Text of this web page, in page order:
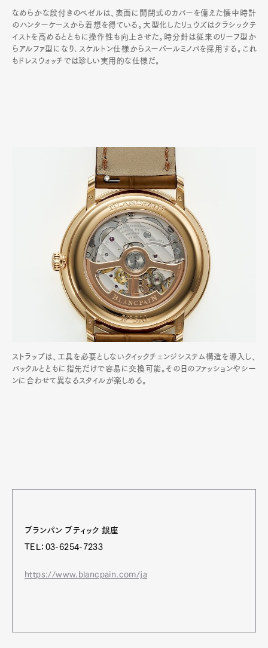
なめらかな段付きのベゼルは、表面に開閉式のカバーを備えた懐中時計
のハンターケースから着想を得ている。大型化したリュウズはクラシックテ
イストを高めるとともに操作性も向上させた。時分針は従来のリーフ型か
らアルファ型になり､スケルトン仕様からスーパールミノバを採用する｡これ
もドレスウォッチでは珍しい実用的な仕様だ｡
ストラップは、工具を必要としないクイックチェンジシステム構造を導入し、
バックルとともに指先だけで容易に交換可能。その日のファッションやシー
ンに合わせて異なるスタイルが楽しめる。
ブランパン ブティック 銀座
TEL：03-6254-7233
https://www.blancpain.com/ja